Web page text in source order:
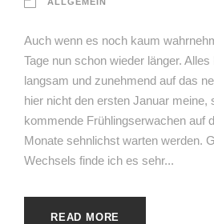
Auch wenn es noch kaum
Tage nun schon wieder länger.
langsam und zunehmend auf das
hier nicht den ersten Januar meine,
kommende Frühlingserwachen auf
Monate sehnlichst warten werden.
Wechsels finde ich es sehr...
READ MORE